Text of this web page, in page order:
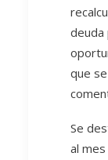
deuda
que
Se
al